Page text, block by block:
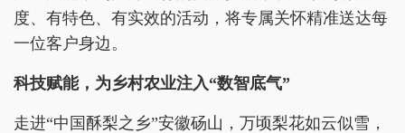
度、有特色、有实效的活动，将专属关怀精准送达每
一位客户身边。
科技赋能，为乡村农业注入“数智底气”
走进“中国酥梨之乡”安徽砀山，万顷梨花如云似雪，